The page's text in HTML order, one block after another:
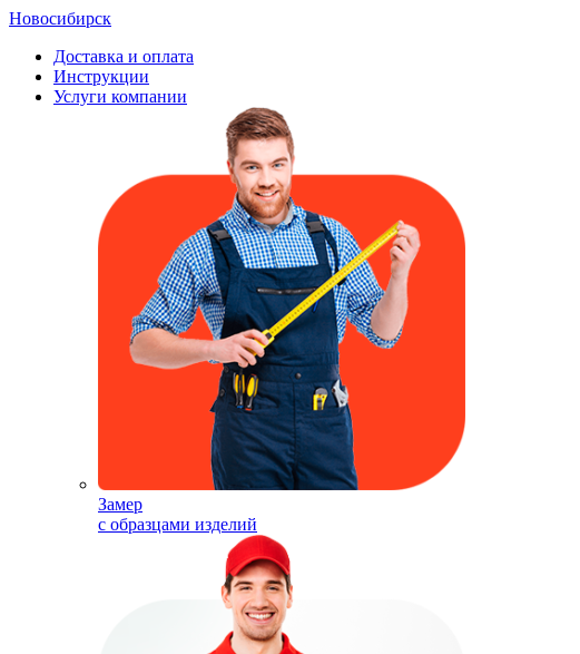
Новосибирск
Доставка и оплата
Инструкции
Услуги компании
Замер
с образцами изделий